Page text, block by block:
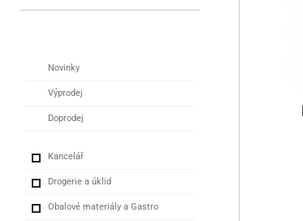
Novinky
Výprodej
Doprodej
Kancelář
Drogerie a úklid
Obalové materiály a Gastro